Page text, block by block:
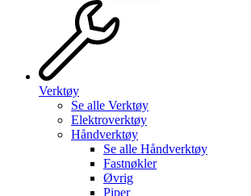
Verktøy
Se alle Verktøy
Elektroverktøy
Håndverktøy
Se alle Håndverktøy
Fastnøkler
Øvrig
Piper